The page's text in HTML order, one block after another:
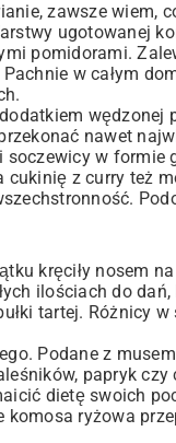
zawsze wiem,
ugotowanej
pomidorami.
w całym
wędzonej
nawet
w formie
cukinię z curry też
kręciły nosem
ilościach do dań,
tartej. Różnicy w
Podane z
papryk czy
dietę swoich
komosa ryżowa